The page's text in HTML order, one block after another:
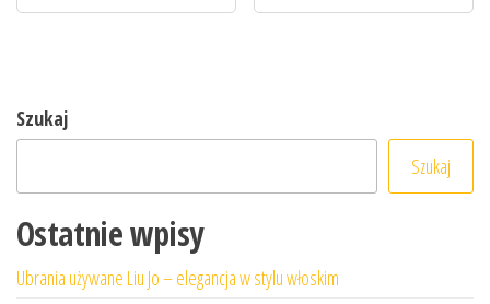
Szukaj
Szukaj
Ostatnie wpisy
Ubrania używane Liu Jo – elegancja w stylu włoskim